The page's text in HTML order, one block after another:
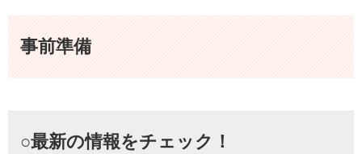
事前準備
○最新の情報をチェック！